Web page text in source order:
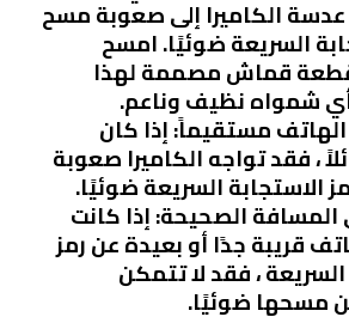
الكاميرا إلى صعوبة مسح
السريعة ضوئيًا. امسح
قماش مصممة لهذا
شمواه نظيف وناعم.
مستقيماً: إذا كان
، فقد تواجه الكاميرا صعوبة
الاستجابة السريعة ضوئيًا.
المسافة الصحيحة: إذا كانت
قريبة جدًا أو بعيدة عن رمز
، فقد لا تتمكن
مسحها ضوئيًا.